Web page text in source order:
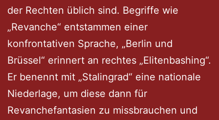
der Rechten üblich sind. Begriffe wie
„Revanche“ entstammen einer
konfrontativen Sprache, „Berlin und
Brüssel“ erinnert an rechtes „Elitenbashing“.
Er benennt mit „Stalingrad“ eine nationale
Niederlage, um diese dann für
Revanchefantasien zu missbrauchen und